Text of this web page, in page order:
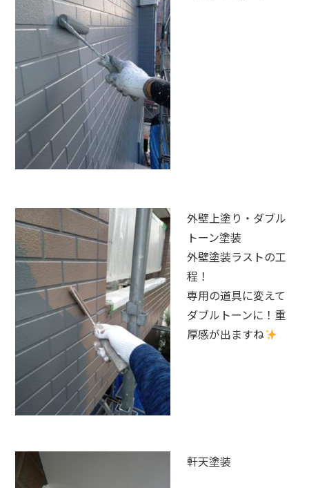
外壁上塗り・ダブル
トーン塗装
外壁塗装ラストの工
程！
専用の道具に変えて
ダブルトーンに！重
厚感が出ますね
軒天塗装